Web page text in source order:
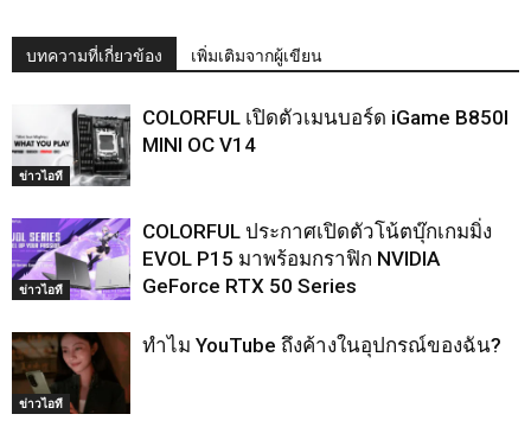
บทความที่เกี่ยวข้อง เพิ่มเติมจากผู้เขียน
ข่าวไอที
COLORFUL เปิดตัวเมนบอร์ด iGame B850I
MINI OC V14
ข่าวไอที
COLORFUL ประกาศเปิดตัวโน้ตบุ๊กเกมมิ่ง
EVOL P15 มาพร้อมกราฟิก NVIDIA
GeForce RTX 50 Series
ข่าวไอที
ทำไม YouTube ถึงค้างในอุปกรณ์ของฉัน?